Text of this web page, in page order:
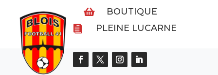
 BOUTIQUE
 PLEINE LUCARNE